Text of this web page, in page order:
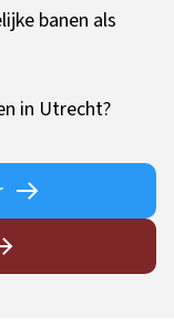
banen als
in Utrecht?